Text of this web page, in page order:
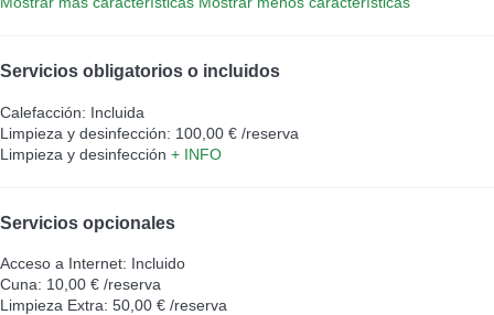
Servicios obligatorios o incluidos
Calefacción: Incluida
Limpieza y desinfección: 100,00 € /reserva
Limpieza y desinfección + INFO
Servicios opcionales
Acceso a Internet: Incluido
Cuna: 10,00 € /reserva
Limpieza Extra: 50,00 € /reserva